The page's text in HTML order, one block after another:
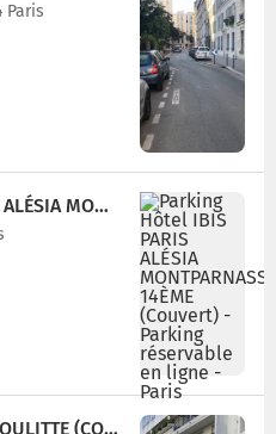
Paris
PARKING HÔTEL IBIS PARIS ALÉSIA MONTPARNASSE 14ÈME (COUVERT)
PARKING IMMEUBLE RUE BOULITTE (COUVERT)